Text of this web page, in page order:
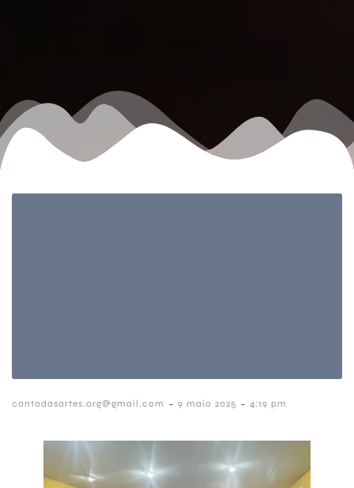
cantodasartes.org@gmail.com - 9 maio 2025 - 4:19 pm